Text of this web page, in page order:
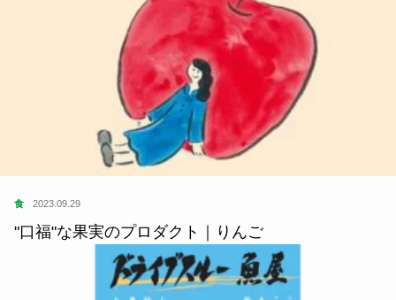
食 2023.09.29
"口福"な果実のプロダクト｜りんご